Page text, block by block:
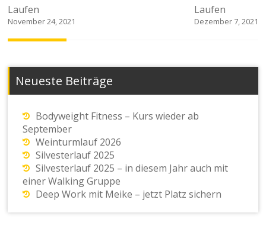
Beitragsnavigation
Laufen
November 24, 2021
Laufen
Dezember 7, 2021
Neueste Beiträge
Bodyweight Fitness – Kurs wieder ab
September
Weinturmlauf 2026
Silvesterlauf 2025
Silvesterlauf 2025 – in diesem Jahr auch mit
einer Walking Gruppe
Deep Work mit Meike – jetzt Platz sichern